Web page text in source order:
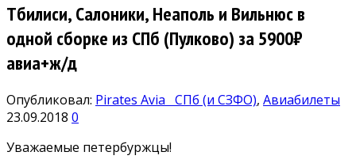
Тбилиси, Салоники, Неаполь и Вильнюс в
одной сборке из СПб (Пулково) за 5900₽
авиа+ж/д
Опубликовал: Pirates Avia СПб (и СЗФО), Авиабилеты
23.09.2018 0
Уважаемые петербуржцы!